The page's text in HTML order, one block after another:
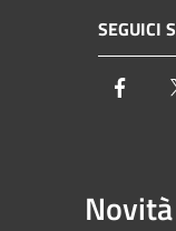
SEGUICI
Novità